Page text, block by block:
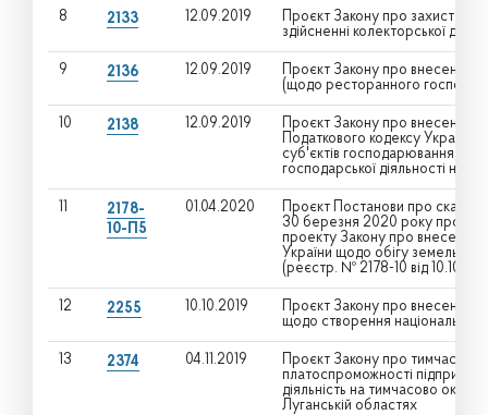
8 2133 12.09.2019
Проєкт Закону про захист
здійсненні колекторської
9 2136 12.09.2019
Проєкт Закону про внесення
(щодо ресторанного
10 2138 12.09.2019
Проєкт Закону про внесення
Податкового кодексу України
суб'єктів господарювання, які
господарської діяльності на
11
2178-
10-П5
01.04.2020
Проєкт Постанови про
30 березня 2020 року про
проекту Закону про внесення
України щодо обігу земель
(реєстр. № 2178-10 від
12 2255 10.10.2019
Проєкт Закону про внесення
щодо створення національного
13 2374 04.11.2019
Проєкт Закону про тимчасові
платоспроможності
діяльність на тимчасово
Луганській областях